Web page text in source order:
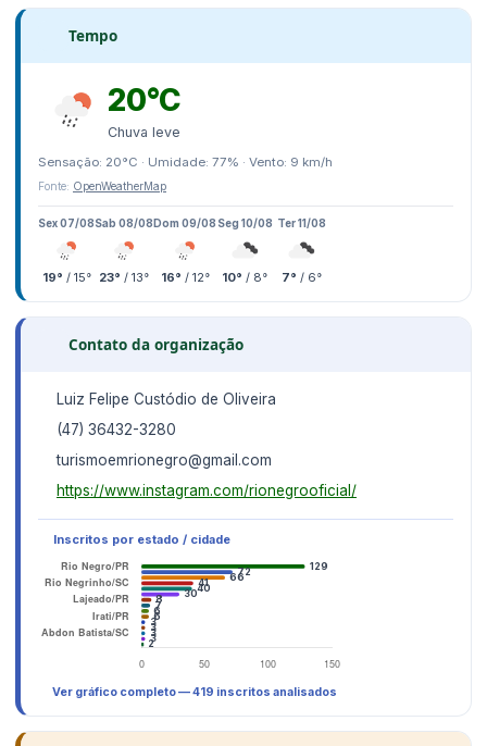
Tempo
20°C
Chuva leve
Sensação: 20°C · Umidade: 77% · Vento: 9 km/h
Fonte: OpenWeatherMap
Sex 07/08
19° / 15°
Sab 08/08
23° / 13°
Dom 09/08
16° / 12°
Seg 10/08
10° / 8°
Ter 11/08
7° / 6°
Contato da organização
Luiz Felipe Custódio de Oliveira
(47) 36432-3280
turismoemrionegro@gmail.com
https://www.instagram.com/rionegrooficial/
Inscritos por estado / cidade
Ver gráfico completo — 419 inscritos analisados